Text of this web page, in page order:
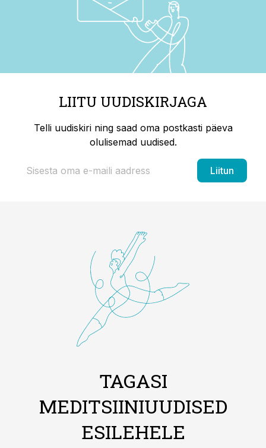
LIITU UUDISKIRJAGA
Telli uudiskiri ning saad oma postkasti päeva
olulisemad uudised.
Liitun
TAGASI
MEDITSIINIUUDISED
ESILEHELE